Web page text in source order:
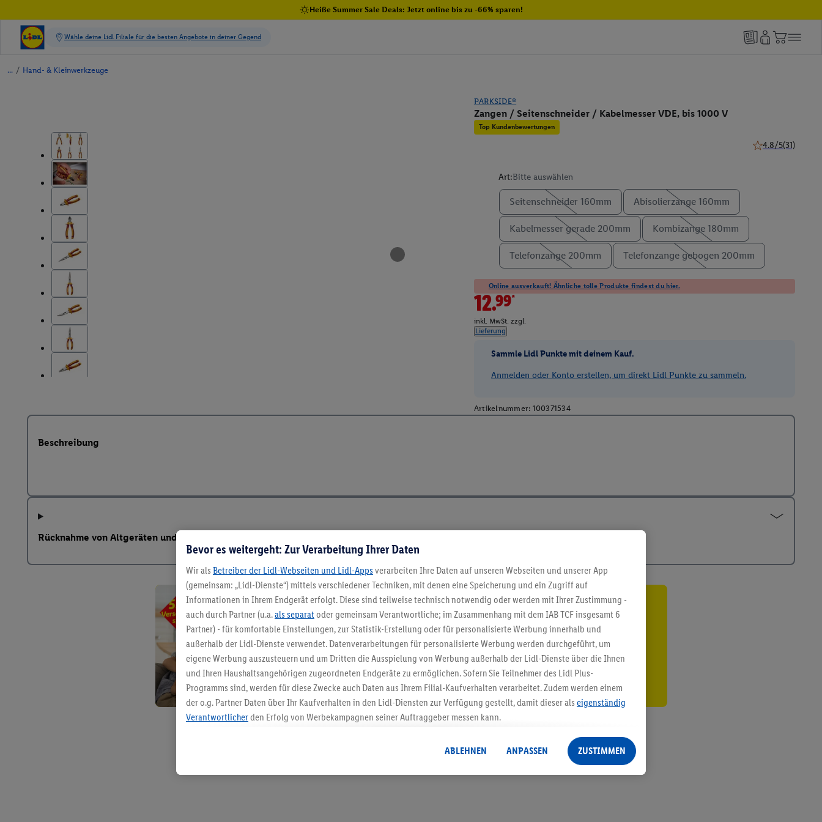
Heiße Summer Sale Deals: Jetzt online bis zu -66% sparen!
/ Hand- & Kleinwerkzeuge
PARKSIDE®
Zangen / Seitenschneider / Kabelmesser VDE, bis 1000 V
Top Kundenbewertungen
4.8/5(31)
Art:Bitte auswählen
Seitenschneider 160mm Abisolierzange 160mm
Kabelmesser gerade 200mm Kombizange 180mm
Telefonzange 200mm Telefonzange gebogen 200mm
Online ausverkauft! Ähnliche tolle Produkte findest du hier.
12.99*
inkl. MwSt. zzgl.
Lieferung
Sammle Lidl Punkte mit deinem Kauf.
Anmelden oder Konto erstellen, um direkt Lidl Punkte zu sammeln.
Artikelnummer: 100371534
Beschreibung
Rücknahme von Altgeräten und weitere Hinweise nach ElektroG und BattVO-BattDG
5.95 € Versand sparen³²ᵃ
Jetzt zum Newsletter anmelden
Gutschein sichern!
Bevor es weitergeht: Zur Verarbeitung Ihrer Daten
Wir als Betreiber der Lidl-Webseiten und Lidl-Apps verarbeiten Ihre Daten auf unseren Webseiten und unserer App
(gemeinsam: „Lidl-Dienste“) mittels verschiedener Techniken, mit denen eine Speicherung und ein Zugriff auf
Informationen in Ihrem Endgerät erfolgt. Diese sind teilweise technisch notwendig oder werden mit Ihrer Zustimmung -
auch durch Partner (u.a.als separat oder gemeinsam Verantwortliche; im Zusammenhang mit dem IAB TCF insgesamt 6
Partner) - für komfortable Einstellungen, zur Statistik-Erstellung oder für personalisierte Werbung innerhalb und
außerhalb der Lidl-Dienste verwendet. Datenverarbeitungen für personalisierte Werbung werden durchgeführt, um
eigene Werbung auszusteuern und um Dritten die Ausspielung von Werbung außerhalb der Lidl-Dienste über die Ihnen
und Ihren Haushaltsangehörigen zugeordneten Endgeräte zu ermöglichen. Sofern Sie Teilnehmer des Lidl Plus-
Programms sind, werden für diese Zwecke auch Daten aus Ihrem Filial-Kaufverhalten verarbeitet. Zudem werden einem
der o.g. Partner Daten über Ihr Kaufverhalten in den Lidl-Diensten zur Verfügung gestellt, damit dieser als eigenständig
Verantwortlicherden Erfolg von Werbekampagnen seiner Auftraggeber messen kann.
angereicherten Profilen. Dies umfasst die Zusammenführung von Daten (z.B. über Ihre Nutzung der Lidl-Dienste, Ihr
Kaufverhalten in den Lidl-Diensten, Informationen aus Ihrem Kundenkonto - z.B. Alter oder Geschlecht - sowie Ihre
genauen Standortdaten) auch über verschiedene Endgeräte und Lidl-Dienste hinweg einschließlich dem Speichern von
ABLEHNEN ANPASSEN ZUSTIMMEN